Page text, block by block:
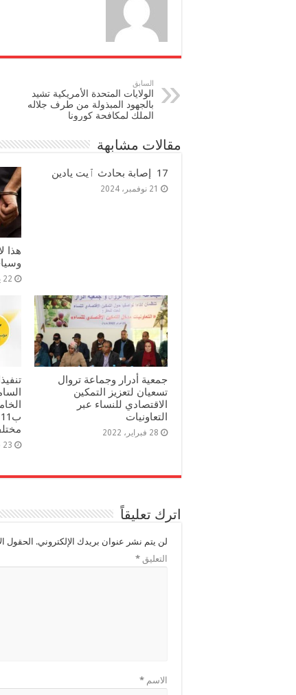
السابق
الولايات المتحدة الأمريكية تشيد
بالجهود المبذولة من طرف جلاله
الملك لمكافحة كورونا
مقالات مشابهة
17 إصابة بحادث ٱيت يادين
21 نوفمبر، 2024
هذا
22 يونيو، 2024
جمعية أدرار وجماعة تروال
تسعيان لتعزيز التمكين
الاقتصادي للنساء عبر
التعاونيات
28 فبراير، 2022
23 فبراير، 2022
اترك تعليقاً
لن يتم نشر عنوان بريدك الإلكتروني. الحقول
التعليق *
الاسم *